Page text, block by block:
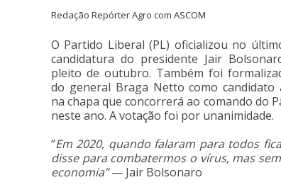
Redação Repórter Agro com ASCOM
O Partido Liberal (PL) oficializou no
candidatura do presidente Jair
pleito de outubro. Também foi
do general Braga Netto como candidato
na chapa que concorrerá ao comando do
neste ano. A votação foi por unanimidade.
“Em 2020, quando falaram para todos
disse para combatermos o vírus, mas
economia”— Jair Bolsonaro